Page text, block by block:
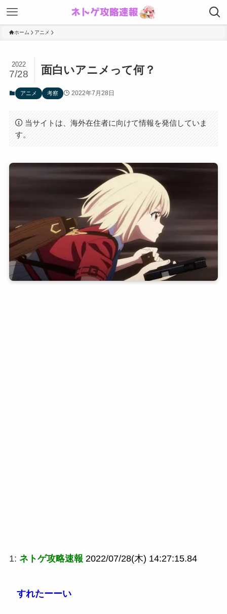
ホーム アニメ
面白いアニメって何？
2022
7/28
アニメ 考察 2022年7月28日
当サイトは、海外在住者に向けて情報を発信していま
す。
1: ネトゲ攻略速報 2022/07/28(木) 14:27:15.84
すれたーーい